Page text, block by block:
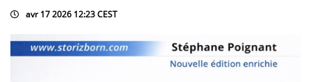
avr 17 2026 12:23 CEST